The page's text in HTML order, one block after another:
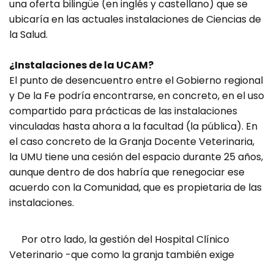
una oferta bilingüe (en inglés y castellano) que se
ubicaría en las actuales instalaciones de Ciencias de
la Salud.
¿Instalaciones de la UCAM?
El punto de desencuentro entre el Gobierno regional
y De la Fe podría encontrarse, en concreto, en el uso
compartido para prácticas de las instalaciones
vinculadas hasta ahora a la facultad (la pública). En
el caso concreto de la Granja Docente Veterinaria,
la UMU tiene una cesión del espacio durante 25 años,
aunque dentro de dos habría que renegociar ese
acuerdo con la Comunidad, que es propietaria de las
instalaciones.
Por otro lado, la gestión del Hospital Clínico
Veterinario -que como la granja también exige